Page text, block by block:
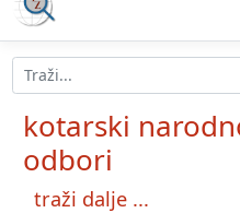
kotarski
odbori
traži dalje ...